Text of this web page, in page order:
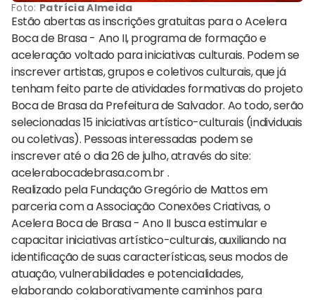
Foto: Patrícia Almeida
Estão abertas as inscrições gratuitas para o Acelera
Boca de Brasa - Ano II, programa de formação e
aceleração voltado para iniciativas culturais. Podem se
inscrever artistas, grupos e coletivos culturais, que já
tenham feito parte de atividades formativas do projeto
Boca de Brasa da Prefeitura de Salvador. Ao todo, serão
selecionadas 15 iniciativas artístico-culturais (individuais
ou coletivas). Pessoas interessadas podem se
inscrever até o dia 26 de julho, através do site:
acelerabocadebrasa.com.br .
Realizado pela Fundação Gregório de Mattos em
parceria com a Associação Conexões Criativas, o
Acelera Boca de Brasa - Ano II busca estimular e
capacitar iniciativas artístico-culturais, auxiliando na
identificação de suas características, seus modos de
atuação, vulnerabilidades e potencialidades,
elaborando colaborativamente caminhos para